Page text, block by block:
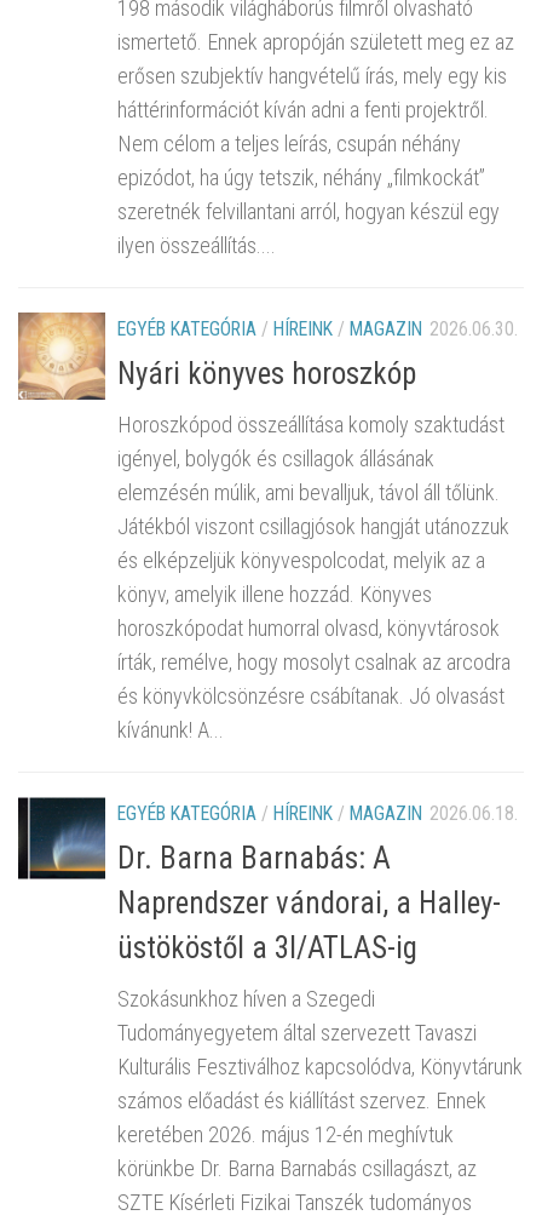
198 második világháborús filmről olvasható
ismertető. Ennek apropóján született meg ez az
erősen szubjektív hangvételű írás, mely egy kis
háttérinformációt kíván adni a fenti projektről.
Nem célom a teljes leírás, csupán néhány
epizódot, ha úgy tetszik, néhány „filmkockát”
szeretnék felvillantani arról, hogyan készül egy
ilyen összeállítás....
EGYÉB KATEGÓRIA / HÍREINK / MAGAZIN 2026.06.30.
Nyári könyves horoszkóp
Horoszkópod összeállítása komoly szaktudást
igényel, bolygók és csillagok állásának
elemzésén múlik, ami bevalljuk, távol áll tőlünk.
Játékból viszont csillagjósok hangját utánozzuk
és elképzeljük könyvespolcodat, melyik az a
könyv, amelyik illene hozzád. Könyves
horoszkópodat humorral olvasd, könyvtárosok
írták, remélve, hogy mosolyt csalnak az arcodra
és könyvkölcsönzésre csábítanak. Jó olvasást
kívánunk! A...
EGYÉB KATEGÓRIA / HÍREINK / MAGAZIN 2026.06.18.
Dr. Barna Barnabás: A
Naprendszer vándorai, a Halley-
üstököstől a 3I/ATLAS-ig
Szokásunkhoz híven a Szegedi
Tudományegyetem által szervezett Tavaszi
Kulturális Fesztiválhoz kapcsolódva, Könyvtárunk
számos előadást és kiállítást szervez. Ennek
keretében 2026. május 12-én meghívtuk
körünkbe Dr. Barna Barnabás csillagászt, az
SZTE Kísérleti Fizikai Tanszék tudományos